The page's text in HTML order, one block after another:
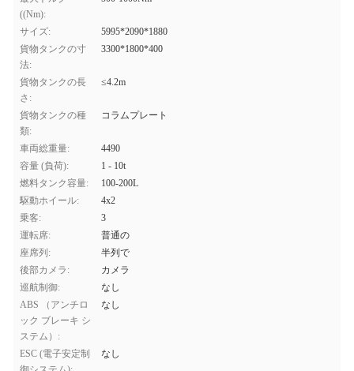
((Nm):
サイズ:
5995*2090*1880
貨物タンクの寸
法:
3300*1800*400
貨物タンクの長
さ:
≤4.2m
貨物タンクの種
類:
コラムプレート
車両総重量:
4490
容量 (負荷):
1 - 10t
燃料タンク容量:
100-200L
駆動ホイール:
4x2
乗客:
3
運転席:
普通の
座席列:
半列で
後部カメラ:
カメラ
巡航制御:
なし
ABS （アンチロ
ック ブレーキ シ
ステム）:
なし
ESC (電子安定制
なし